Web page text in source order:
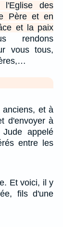
des
Père et en
et la paix
rendons
vous tous,
anciens, et à
d'envoyer à
appelé
entre les
Et voici, il y
fils d'une